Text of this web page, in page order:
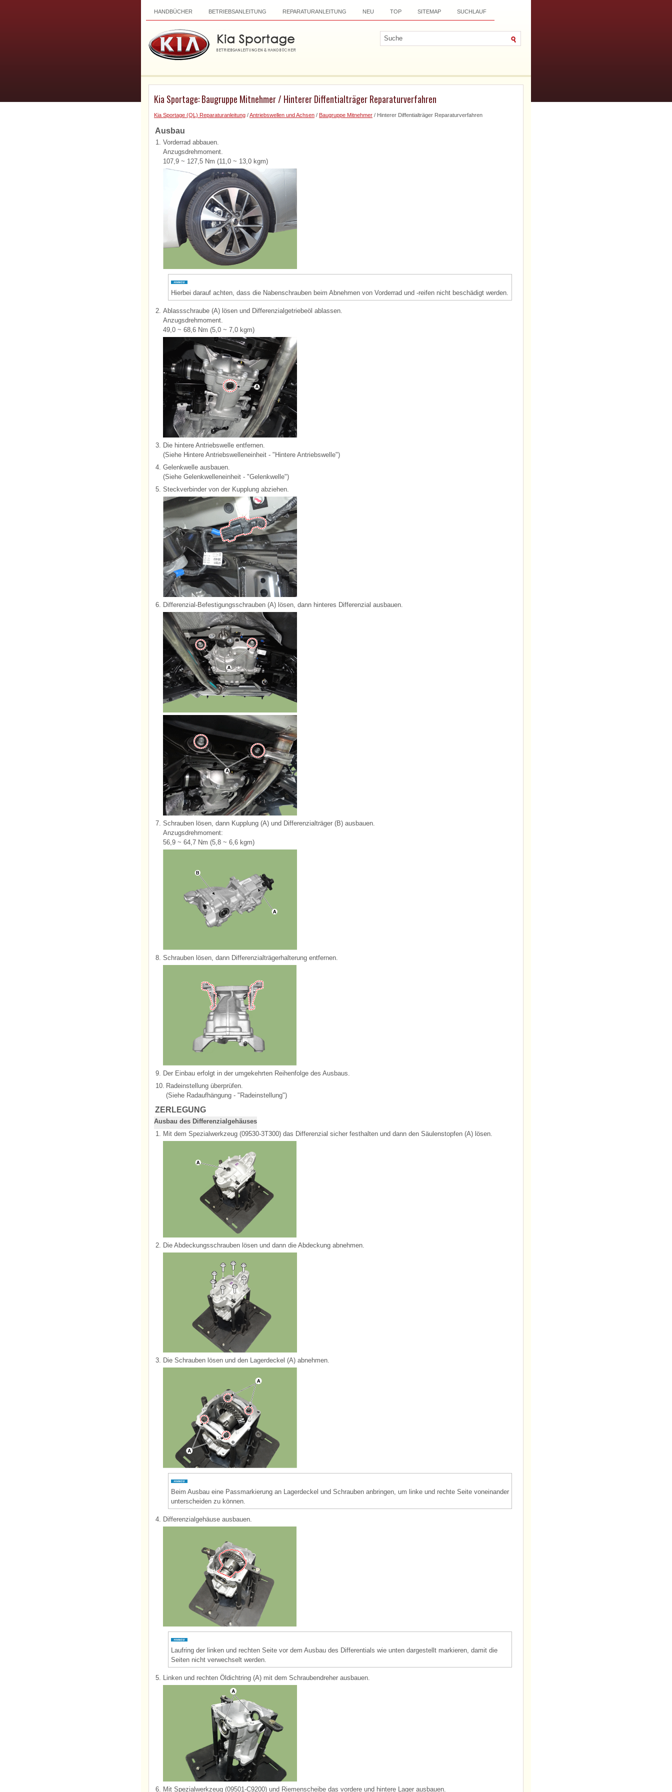
HANDBÜCHER BETRIEBSANLEITUNG REPARATURANLEITUNG NEU TOP SITEMAP SUCHLAUF
Kia Sportage: Baugruppe Mitnehmer / Hinterer Diffentialträger Reparaturverfahren
Kia Sportage (QL) Reparaturanleitung /Antriebswellen und Achsen / Baugruppe Mitnehmer / Hinterer Diffentialträger Reparaturverfahren
Ausbau
1. Vorderrad abbauen.
Anzugsdrehmoment.
107,9 ~ 127,5 Nm (11,0 ~ 13,0 kgm)
Hierbei darauf achten, dass die Nabenschrauben beim Abnehmen von Vorderrad und -reifen nicht beschädigt werden.
2. Ablassschraube (A) lösen und Differenzialgetriebeöl ablassen.
Anzugsdrehmoment.
49,0 ~ 68,6 Nm (5,0 ~ 7,0 kgm)
3. Die hintere Antriebswelle entfernen.
(Siehe Hintere Antriebswelleneinheit - "Hintere Antriebswelle")
4. Gelenkwelle ausbauen.
(Siehe Gelenkwelleneinheit - "Gelenkwelle")
5. Steckverbinder von der Kupplung abziehen.
6. Differenzial-Befestigungsschrauben (A) lösen, dann hinteres Differenzial ausbauen.
7. Schrauben lösen, dann Kupplung (A) und Differenzialträger (B) ausbauen.
Anzugsdrehmoment:
56,9 ~ 64,7 Nm (5,8 ~ 6,6 kgm)
8. Schrauben lösen, dann Differenzialträgerhalterung entfernen.
9. Der Einbau erfolgt in der umgekehrten Reihenfolge des Ausbaus.
10. Radeinstellung überprüfen.
(Siehe Radaufhängung - "Radeinstellung")
ZERLEGUNG
Ausbau des Differenzialgehäuses
1. Mit dem Spezialwerkzeug (09530-3T300) das Differenzial sicher festhalten und dann den Säulenstopfen (A) lösen.
2. Die Abdeckungsschrauben lösen und dann die Abdeckung abnehmen.
3. Die Schrauben lösen und den Lagerdeckel (A) abnehmen.
Beim Ausbau eine Passmarkierung an Lagerdeckel und Schrauben anbringen, um linke und rechte Seite voneinander
unterscheiden zu können.
4. Differenzialgehäuse ausbauen.
Laufring der linken und rechten Seite vor dem Ausbau des Differentials wie unten dargestellt markieren, damit die
Seiten nicht verwechselt werden.
5. Linken und rechten Öldichtring (A) mit dem Schraubendreher ausbauen.
6. Mit Spezialwerkzeug (09501-C9200) und Riemenscheibe das vordere und hintere Lager ausbauen.